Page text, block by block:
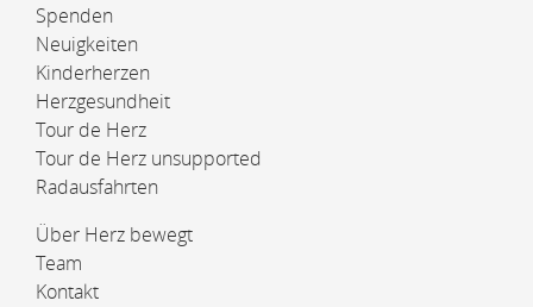
Spenden
Neuigkeiten
Kinderherzen
Herzgesundheit
Tour de Herz
Tour de Herz unsupported
Radausfahrten
Über Herz bewegt
Team
Kontakt